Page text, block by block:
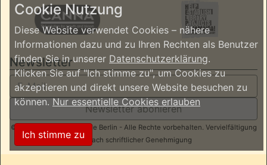
Newsletter
Newsletter abonieren
© 2026 ReggaeInBerlin.de Berlin - Alle Rechte vorbehalten. Vervielfältigung
nur nach schriftlicher Genehmigung
Cookie Nutzung
Diese Website verwendet Cookies – nähere
Informationen dazu und zu Ihren Rechten als Benutzer
finden Sie in unserer Datenschutzerklärung.
Klicken Sie auf "Ich stimme zu", um Cookies zu
akzeptieren und direkt unsere Website besuchen zu
können.Nur essentielle Cookies erlauben
Ich stimme zu